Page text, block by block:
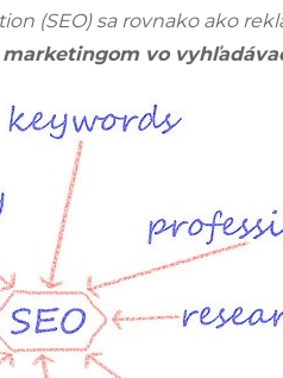
(SEO) sa rovnako ako
marketingom vo